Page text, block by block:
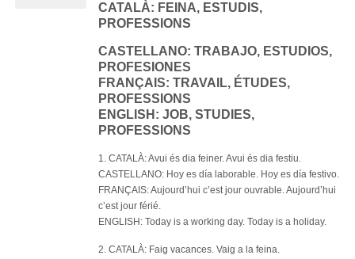
CATALÀ: FEINA, ESTUDIS,
PROFESSIONS
CASTELLANO: TRABAJO, ESTUDIOS,
PROFESIONES
FRANÇAIS: TRAVAIL, ÉTUDES,
PROFESSIONS
ENGLISH: JOB, STUDIES,
PROFESSIONS
1. CATALÀ: Avui és dia feiner. Avui és dia festiu.
CASTELLANO: Hoy es día laborable. Hoy es día festivo.
FRANÇAIS: Aujourd’hui c’est jour ouvrable. Aujourd’hui
c’est jour férié.
ENGLISH: Today is a working day. Today is a holiday.
2. CATALÀ: Faig vacances. Vaig a la feina.